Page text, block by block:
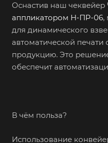
Оснастив наш чеквейер
аппликатором Н-ПР-06,
для динамического
автоматической печати
продукцию. Это
обеспечит
В чём польза?
Использование